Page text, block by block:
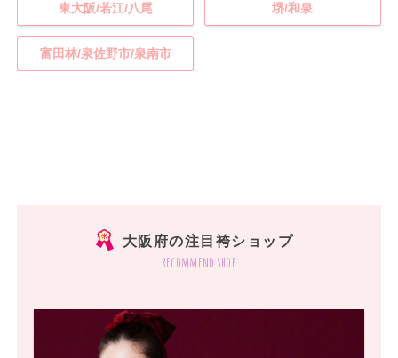
東大阪/若江/八尾 堺/和泉
富田林/泉佐野市/泉南市
大阪府の注目袴ショップ
recommend shop